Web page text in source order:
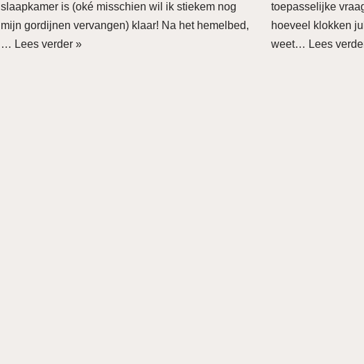
slaapkamer is (oké misschien wil ik stiekem nog
mijn gordijnen vervangen) klaar! Na het hemelbed,
… Lees verder »
toepasselijke
hoeveel klokken
weet… Lees